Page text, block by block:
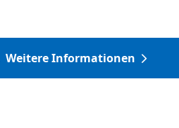
Weitere Informationen